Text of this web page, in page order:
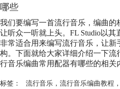
哪些
我们要编写一首流行音乐 ，编曲
让听众一听就上头。FL Studio以其
非常适合用来编写流行音乐 ，让
构。下面就给大家详细介绍一下流
行音乐编曲常用配器有哪些的相关
标签： 流行音乐， 流行音乐编曲教程 ，